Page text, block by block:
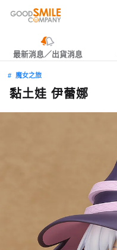
最新消息／出貨消息
魔女之旅
黏土娃 伊蕾娜